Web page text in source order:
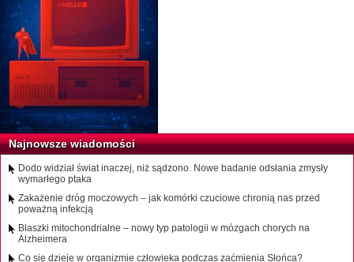
Najnowsze wiadomości
Dodo widział świat inaczej, niż sądzono. Nowe badanie odsłania zmysły
wymarłego ptaka
Zakażenie dróg moczowych – jak komórki czuciowe chronią nas przed
poważną infekcją
Blaszki mitochondrialne – nowy typ patologii w mózgach chorych na
Alzheimera
Co się dzieje w organizmie człowieka podczas zaćmienia Słońca?